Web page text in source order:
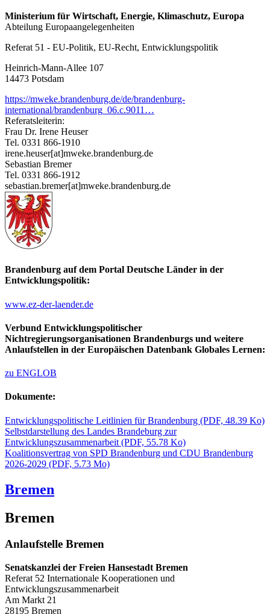
Ministerium für Wirtschaft, Energie, Klimaschutz, Europa
Abteilung Europaangelegenheiten
Referat 51 - EU-Politik, EU-Recht, Entwicklungspolitik
Heinrich-Mann-Allee 107
14473 Potsdam
https://mweke.brandenburg.de/de/brandenburg-
international/brandenburg_06.c.9011…
Referatsleiterin:
Frau Dr. Irene Heuser
Tel. 0331 866-1910
irene.heuser[at]mweke.brandenburg.de
Sebastian Bremer
Tel. 0331 866-1912
sebastian.bremer[at]mweke.brandenburg.de
Brandenburg auf dem Portal Deutsche Länder in der
Entwicklungspolitik:
www.ez-der-laender.de
Verbund Entwicklungspolitischer
Nichtregierungsorganisationen Brandenburgs und weitere
Anlaufstellen in der Europäischen Datenbank Globales Lernen:
zu ENGLOB
Dokumente:
Entwicklungspolitische Leitlinien für Brandenburg (PDF, 48.39 Ko)
Selbstdarstellung des Landes Brandeburg zur
Entwicklungszusammenarbeit (PDF, 55.78 Ko)
Koalitionsvertrag von SPD Brandenburg und CDU Brandenburg
2026-2029 (PDF, 5.73 Mo)
Bremen
Bremen
Anlaufstelle Bremen
Senatskanzlei der Freien Hansestadt Bremen
Referat 52 Internationale Kooperationen und
Entwicklungszusammenarbeit
Am Markt 21
28195 Bremen